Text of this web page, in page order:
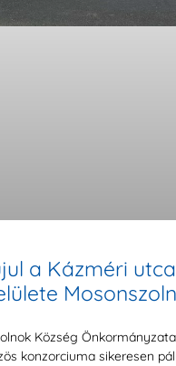
a Kázméri utca
Község
konzorciuma sikeresen